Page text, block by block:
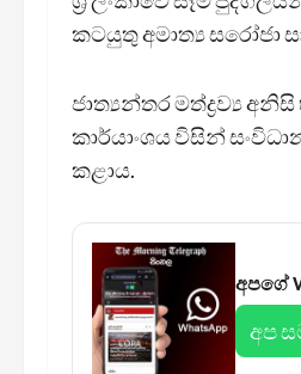
කටයුතු අමාත්‍ය සරෝජා
ජාත්‍යන්තර මත්ද්‍රව්‍ය
කාර්යාංශය විසින්
කළාය.
අපගේ
අප